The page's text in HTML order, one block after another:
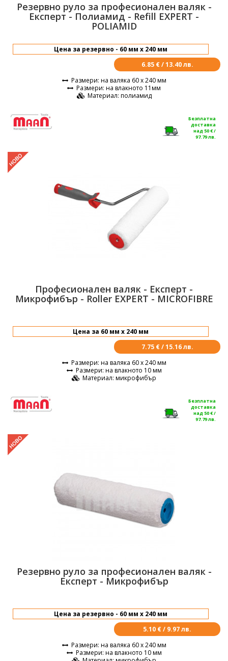
Резервно руло за професионален валяк -
Експерт - Полиамид - Refill EXPERT -
POLIAMID
6.85 € / 13.40 лв.
Размери: на валяка 60 х 240 мм
Размери: на влакното 11мм
Материал: полиамид
Безплатна
доставка
над 50 € /
97.79 лв.
Професионален валяк - Експерт -
Микрофибър - Roller EXPERT - MICROFIBRE
7.75 € / 15.16 лв.
Размери: на валяка 60 х 240 мм
Размери: на влакното 10 мм
Материал: микрофибър
Безплатна
доставка
над 50 € /
97.79 лв.
Резервно руло за професионален валяк -
Експерт - Микрофибър
5.10 € / 9.97 лв.
Размери: на валяка 60 х 240 мм
Размери: на влакното 10 мм